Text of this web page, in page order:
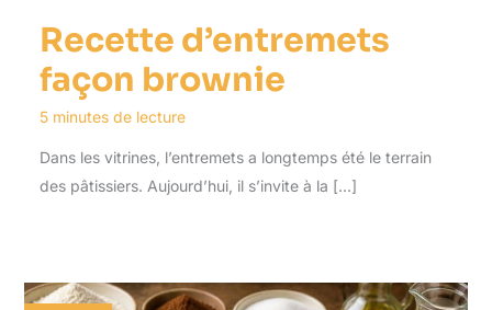
Recette d’entremets
façon brownie
5 minutes de lecture
Dans les vitrines, l’entremets a longtemps été le terrain
des pâtissiers. Aujourd’hui, il s’invite à la […]